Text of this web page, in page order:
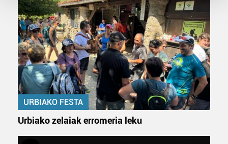
Guk eta gure bazkideek zure datu pertsonalak
prozesatzen ditugu, zure IP zenbakia, besteak beste,
teknologia erabiliz, cookieak adibidez, iragarki eta eduki
pertsonalizatuak eskaintzeko, iragarkiak eta edukia
neurtzeko, jendeari buruzko informazioa biltzeko eta
produktuak garatzeko. Zure datuak nork eta zertarako
erabiltzen dituen hauta dezakezu.
interes komertzial legitimoetan babesten dira. Ikusi gure
bazkideen zerrenda, beren ustez zein helburutarako
URBIAKO FESTA
Urbiako zelaiak erromeria leku